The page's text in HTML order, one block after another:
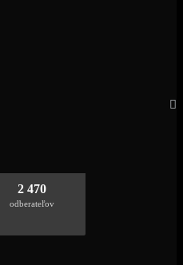
2 470
odberateľov